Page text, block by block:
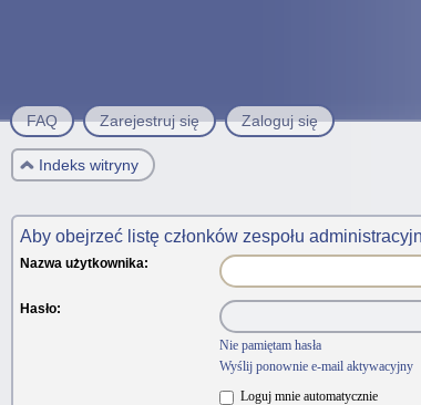
FAQ Zarejestruj się Zaloguj się
Indeks witryny
Aby obejrzeć listę członków zespołu
Nazwa użytkownika:
Hasło:
Nie pamiętam hasła
Wyślij ponownie e-mail aktywacyjny
Loguj mnie automatycznie